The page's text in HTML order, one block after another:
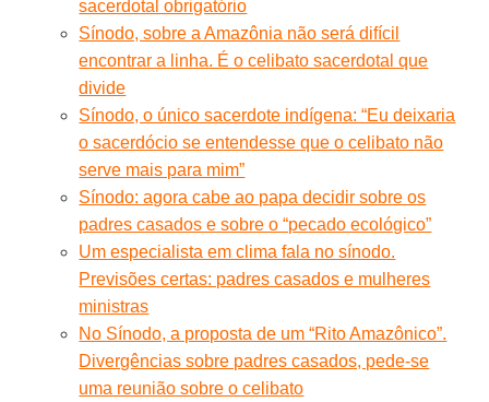
sacerdotal obrigatório
Sínodo, sobre a Amazônia não será difícil
encontrar a linha. É o celibato sacerdotal que
divide
Sínodo, o único sacerdote indígena: “Eu deixaria
o sacerdócio se entendesse que o celibato não
serve mais para mim”
Sínodo: agora cabe ao papa decidir sobre os
padres casados e sobre o “pecado ecológico”
Um especialista em clima fala no sínodo.
Previsões certas: padres casados ​​e mulheres
ministras
No Sínodo, a proposta de um “Rito Amazônico”.
Divergências sobre padres casados, pede-se
uma reunião sobre o celibato